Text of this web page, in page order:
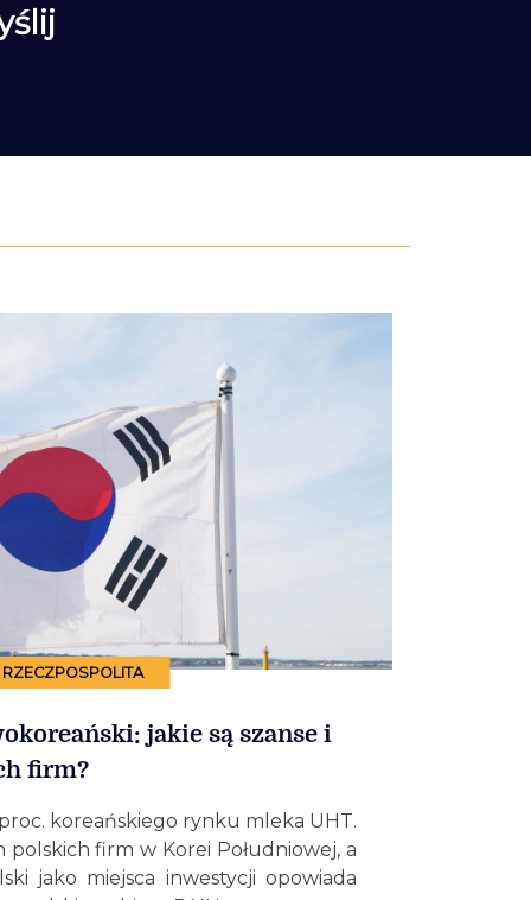
RZECZPOSPOLITA
jakie są szanse i
firm?
koreańskiego rynku mleka UHT.
polskich firm w Korei Południowej, a
jako miejsca inwestycji opowiada